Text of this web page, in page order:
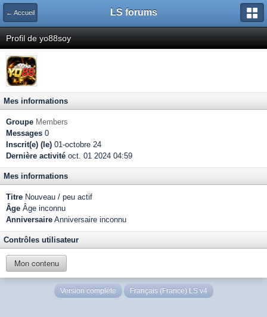
← Accueil LS forums
Profil de yo88soy
Mes informations
Groupe Members
Messages 0
Inscrit(e) (le) 01-octobre 24
Dernière activité oct. 01 2024 04:59
Mes informations
Titre Nouveau / peu actif
Âge Âge inconnu
Anniversaire Anniversaire inconnu
Contrôles utilisateur
Mon contenu
Version complète Français (France) LS v4